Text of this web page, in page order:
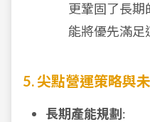
更鞏固了長期
能將優先滿足
5. 尖點營運策略與
長期產能規劃: